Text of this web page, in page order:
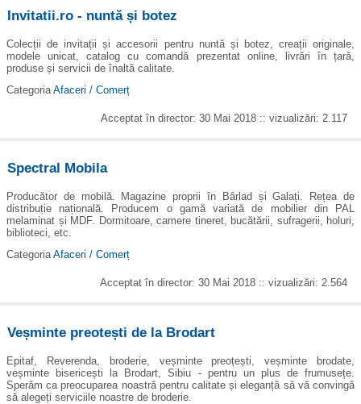
Invitatii.ro - nuntă și botez
Colecții de invitații și accesorii pentru nuntă și botez, creații originale,
modele unicat, catalog cu comandă prezentat online, livrări în țară,
produse și servicii de înaltă calitate.
Categoria Afaceri / Comerț
Acceptat în director: 30 Mai 2018 :: vizualizări: 2.117
Spectral Mobila
Producător de mobilă. Magazine proprii în Bârlad și Galați. Rețea de
distribuție națională. Producem o gamă variată de mobilier din PAL
melaminat și MDF. Dormitoare, camere tineret, bucătării, sufragerii, holuri,
biblioteci, etc.
Categoria Afaceri / Comerț
Acceptat în director: 30 Mai 2018 :: vizualizări: 2.564
Veșminte preotești de la Brodart
Epitaf, Reverenda, broderie, veșminte preoțești, veșminte brodate,
veșminte bisericești la Brodart, Sibiu - pentru un plus de frumusețe.
Sperăm ca preocuparea noastră pentru calitate și eleganță să vă convingă
să alegeți serviciile noastre de broderie.